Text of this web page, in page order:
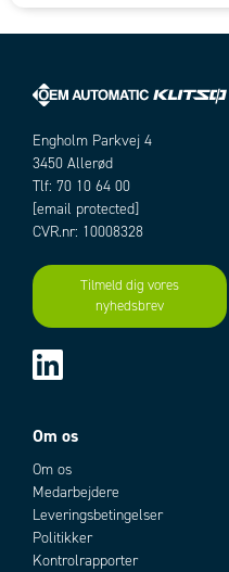
Engholm Parkvej 4
3450 Allerød
Tlf: 70 10 64 00
[email protected]
CVR.nr: 10008328
Tilmeld dig vores
nyhedsbrev
Om os
Om os
Medarbejdere
Leveringsbetingelser
Politikker
Kontrolrapporter